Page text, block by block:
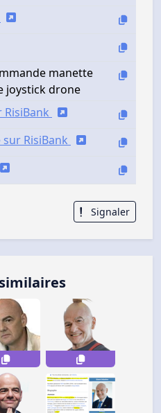
manette
joystick drone
RisiBank
Signaler